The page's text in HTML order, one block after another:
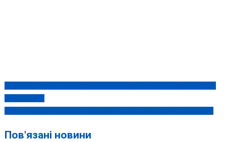
Навігація
записів
Пов'язані новини